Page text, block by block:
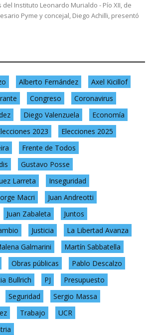
del Instituto Leonardo Murialdo - Pío XII, de
Pyme y concejal, Diego Achilli, presentó
Alberto Fernández
Axel Kicillof
Congreso
Coronavirus
Diego Valenzuela
Economía
2023
Elecciones 2025
Frente de Todos
Gustavo Posse
Larreta
Inseguridad
Macri
Juan Andreotti
Juan Zabaleta
Juntos
Justicia
La Libertad Avanza
Galmarini
Martín Sabbatella
Obras públicas
Pablo Descalzo
Bullrich PJ
Presupuesto
Seguridad
Sergio Massa
Trabajo
UCR